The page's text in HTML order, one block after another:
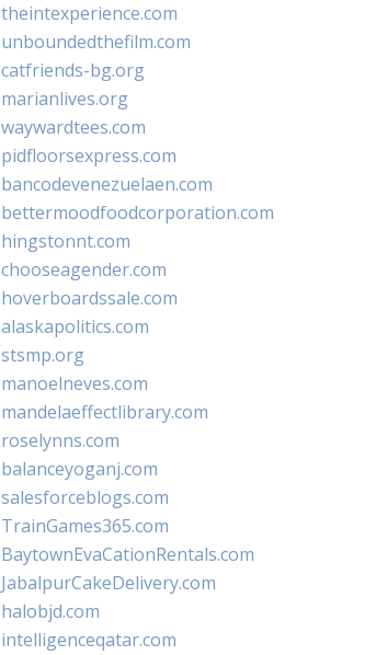
theintexperience.com
unboundedthefilm.com
catfriends-bg.org
marianlives.org
waywardtees.com
pidfloorsexpress.com
bancodevenezuelaen.com
bettermoodfoodcorporation.com
hingstonnt.com
chooseagender.com
hoverboardssale.com
alaskapolitics.com
stsmp.org
manoelneves.com
mandelaeffectlibrary.com
roselynns.com
balanceyoganj.com
salesforceblogs.com
TrainGames365.com
BaytownEvaCationRentals.com
JabalpurCakeDelivery.com
halobjd.com
intelligenceqatar.com